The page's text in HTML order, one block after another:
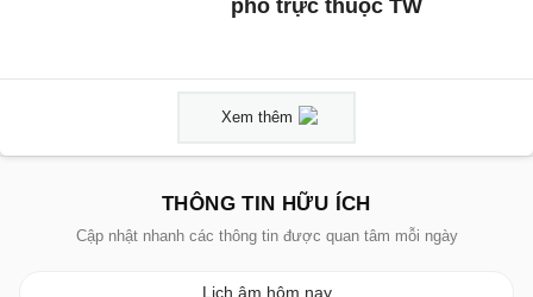
phố trực thuộc TW
Xem thêm
THÔNG TIN HỮU ÍCH
Cập nhật nhanh các thông tin được quan tâm mỗi ngày
Lịch âm hôm nay